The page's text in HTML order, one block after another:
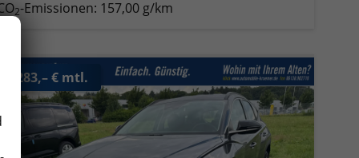
2-Emissionen: 157,00 g/km
ab 283,– € mtl.